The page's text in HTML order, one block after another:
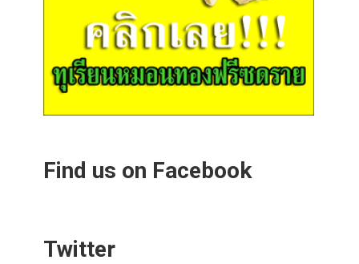
Find us on Facebook
Twitter